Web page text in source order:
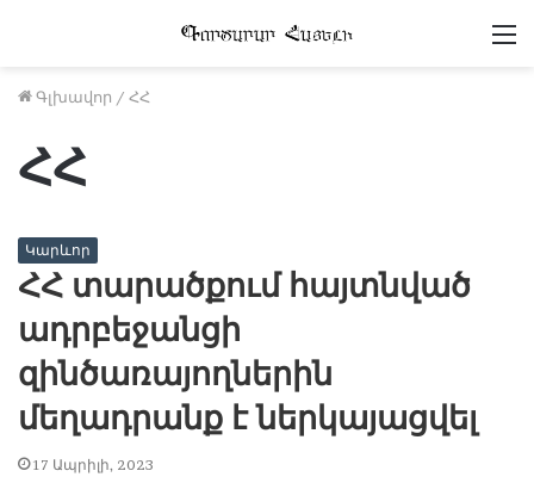
Գլխավոր / ՀՀ
ՀՀ
Կարևոր
ՀՀ տարածքում հայտնված
ադրբեջանցի
զինծառայողներին
մեղադրանք է ներկայացվել
17 Ապրիլի, 2023